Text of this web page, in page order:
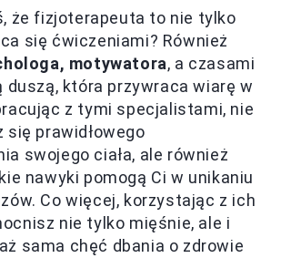
że fizjoterapeuta to nie tylko
się ćwiczeniami? Również
motywatora, a czasami
duszą, która przywraca wiarę w
z tymi specjalistami, nie
prawidłowego
swojego ciała, ale również
nawyki pomogą Ci w unikaniu
Co więcej, korzystając z ich
nie tylko mięśnie, ale i
sama chęć dbania o zdrowie